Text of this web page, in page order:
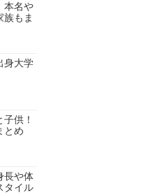
本名や
族もま
身大学
供！
とめ
長や体
タイル